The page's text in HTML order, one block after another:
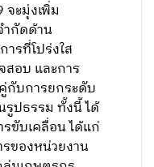
ะมุ่งเพิ่ม
กัดด้าน
รที่โปร่งใส
สอบ และการ
กับการยกระดับ
ปธรรม ทั้งนี้ ได้
ขับเคลื่อน ได้แก่
ของหน่วยงาน